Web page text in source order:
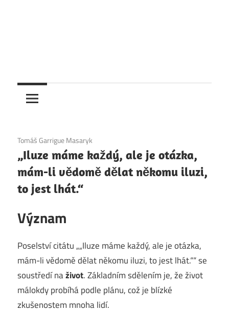
6. 12. 2020
Tomáš Garrigue Masaryk
„Iluze máme každý, ale je otázka,
mám-li vědomě dělat někomu iluzi,
to jest lhát.“
Význam
Poselství citátu „„Iluze máme každý, ale je otázka,
mám-li vědomě dělat někomu iluzi, to jest lhát.““ se
soustředí naživot. Základním sdělením je, že život
málokdy probíhá podle plánu, což je blízké
zkušenostem mnoha lidí.